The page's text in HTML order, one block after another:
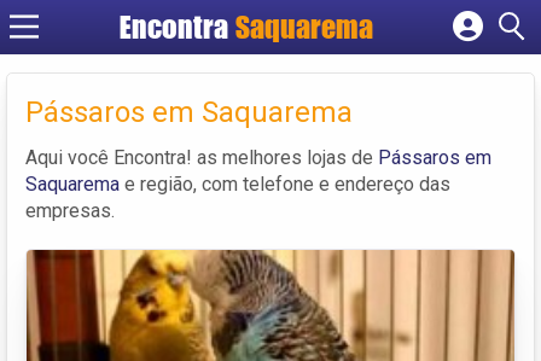
Encontra Saquarema
Cadastrar empresa
Criar conta
Pássaros em Saquarema
Aqui você Encontra! as melhores lojas de Pássaros em
Saquarema e região, com telefone e endereço das
empresas.